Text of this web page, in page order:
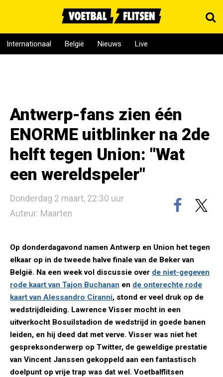
Internationaal België Nieuws Live
Antwerp-fans zien één
ENORME uitblinker na 2de
helft tegen Union: "Wat
een wereldspeler"
Donderdag 2 maart, 22:30 uur
Auteur: Maarten
Op donderdagavond namen Antwerp en Union het tegen
elkaar op in de tweede halve finale van de Beker van
België. Na een week vol discussie over de niet-gegeven
rode kaart van Tajon Buchanan en de onterechte rode
kaart van Alessandro Ciranni, stond er veel druk op de
wedstrijdleiding. Lawrence Visser mocht in een
uitverkocht Bosuilstadion de wedstrijd in goede banen
leiden, en hij deed dat met verve. Visser was niet het
gespreksonderwerp op Twitter, de geweldige prestatie
van Vincent Janssen gekoppeld aan een fantastisch
doelpunt op vrije trap was dat wel. Voetbalflitsen